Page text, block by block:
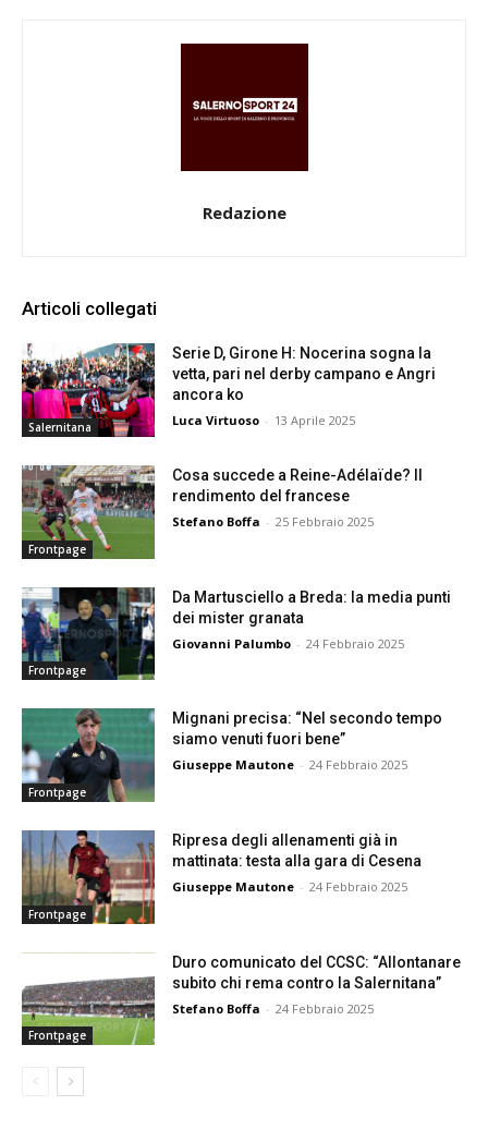
Redazione
Articoli collegati
Salernitana
Serie D, Girone H: Nocerina sogna la
vetta, pari nel derby campano e Angri
ancora ko
Luca Virtuoso - 13 Aprile 2025
Frontpage
Cosa succede a Reine-Adélaïde? Il
rendimento del francese
Stefano Boffa - 25 Febbraio 2025
Frontpage
Da Martusciello a Breda: la media punti
dei mister granata
Giovanni Palumbo - 24 Febbraio 2025
Frontpage
Mignani precisa: “Nel secondo tempo
siamo venuti fuori bene”
Giuseppe Mautone - 24 Febbraio 2025
Frontpage
Ripresa degli allenamenti già in
mattinata: testa alla gara di Cesena
Giuseppe Mautone - 24 Febbraio 2025
Frontpage
Duro comunicato del CCSC: “Allontanare
subito chi rema contro la Salernitana”
Stefano Boffa - 24 Febbraio 2025